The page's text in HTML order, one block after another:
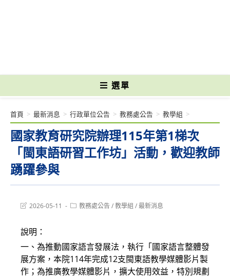
選單
國家教育研究院辦理115年第1梯次
「閩東語研習工作坊」活動，歡迎教師
踴躍參與
首頁 > 最新消息 > 行政單位公告 > 教務處公告 > 教學組 >
Post2026-05-11
Post教務處公告/教學組 /最新消息
說明：
一、為推動國家語言發展法，執行「國家語言整體發
展方案，本院114年完成12支閩東語教學媒體影片製
作；為推廣教學媒體影片，擴大使用效益，特別規劃